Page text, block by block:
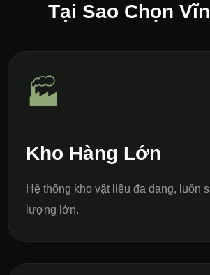
Tại Sao Chọn
🏭
Kho Hàng Lớn
Hệ thống kho vật liệu đa dạng, luôn
lượng lớn.